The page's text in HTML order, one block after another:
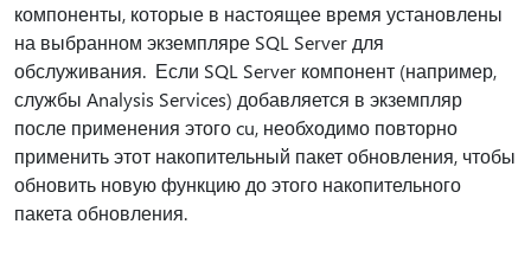
компоненты, которые в настоящее время установлены
на выбранном экземпляре SQL Server для
обслуживания. Если SQL Server компонент (например,
службы Analysis Services) добавляется в экземпляр
после применения этого cu, необходимо повторно
применить этот накопительный пакет обновления, чтобы
обновить новую функцию до этого накопительного
пакета обновления.